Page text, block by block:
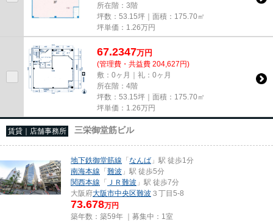
所在階：3階
坪数：53.15坪｜面積：175.70㎡
坪単価： 1.26万円
67.2347万円
(管理費・共益費 204,627円)
敷：0ヶ月｜礼：0ヶ月
所在階：4階
坪数：53.15坪｜面積：175.70㎡
坪単価： 1.26万円
賃貸｜店舗事務所 三栄御堂筋ビル
地下鉄御堂筋線 「なんば 」駅 徒歩1分
南海本線 「難波 」駅 徒歩5分
関西本線 「 ＪＲ難波 」駅 徒歩7分
大阪府大阪市中央区難波 ３丁目5-8
73.678万円
築年数：築59年 ｜募集中： 1室